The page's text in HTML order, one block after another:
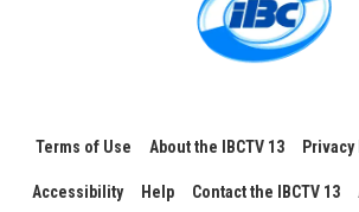
Terms of Use About the IBCTV 13
Accessibility Help Contact the IBCTV 13